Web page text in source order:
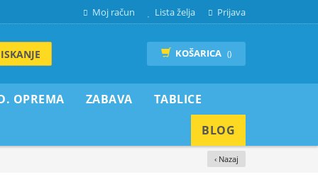
Moj račun Lista želja Prijava
ISKANJE KOŠARICA ()
OPREMA ZABAVA
TABLICE
BLOG
‹ Nazaj